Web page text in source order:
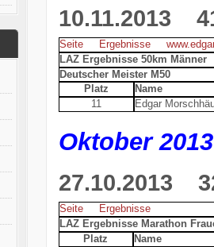
10.11.2013
Seite Ergebnisse
LAZ Ergebnisse 50km Männer
Deutscher Meister M50
Platz
Name
11
Edgar
Oktober 2013
27.10.2013
Seite
Ergebnisse
LAZ Ergebnisse Marathon
Platz
Name